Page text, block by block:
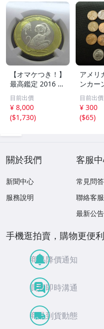
【オマケつき！】
最高鑑定 2016 中
国 10元 申年 猿
バイメタル NGC
MS69PL プルーフ
ライク 初期発行
目前出價
¥ 8,000
($1,730)
アメリ
ンカー
他13枚
国コイ
レクシ
目前出價
¥ 300
($65)
關於我們
新聞中心
服務說明
客服
常見問答
聯絡客服
最新公告
手機逛拍賣，購物更便利
商品降價通知
買賣即時溝通
商品到貨動態